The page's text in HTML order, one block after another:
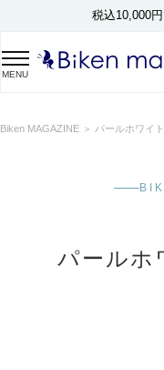
税込10,000
MENU
Biken MAGAZINE ＞ パールホワイ
パールホ